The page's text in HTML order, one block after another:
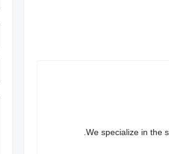
We specialize in the